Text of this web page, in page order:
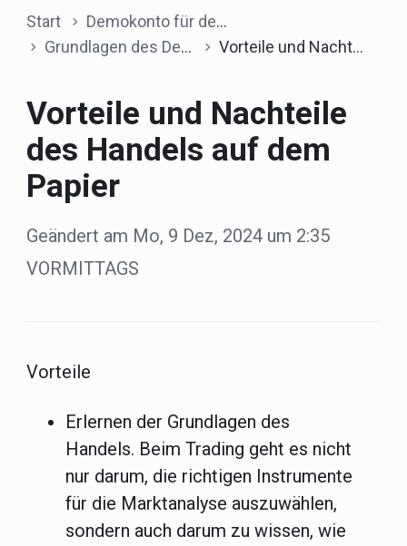
Start
Demokonto für den Handel
Grundlagen des Demohandels
Vorteile und Nachteile des Handels auf dem Papier
Vorteile und Nachteile
des Handels auf dem
Papier
Geändert am Mo, 9 Dez, 2024 um 2:35
VORMITTAGS
Vorteile
Erlernen der Grundlagen des
Handels. Beim Trading geht es nicht
nur darum, die richtigen Instrumente
für die Marktanalyse auszuwählen,
sondern auch darum zu wissen, wie